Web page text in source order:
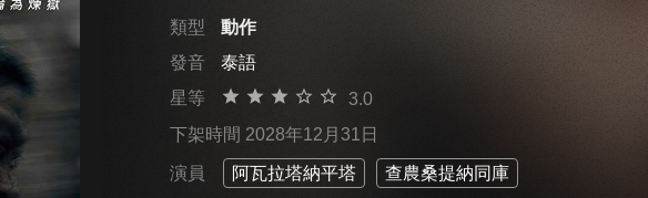
類型
動作
發音
泰語
星等
3.0
下架時間 2028年12月31日
演員 阿瓦拉塔納平塔 查農桑提納同庫